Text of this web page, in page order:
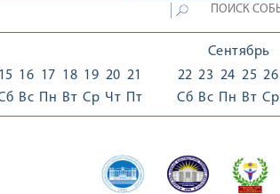
15 16
Вс
17
Пн
18
Вт
19
Ср
20
Чт
21
Пт
Сентябрь
22
Сб
23
Вс
24
Пн
25
Вт
26
Ср